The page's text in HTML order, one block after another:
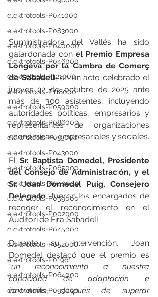
elektrotools-P041000
elektrotools-P083000
elektrotools-P040000
elektrotools-P046000
elektrotools-P121000
elektrotools-P118000
elektrotools-P059000
elektrotools-P086000
elektrotools-P033000
elektrotools-P043000
elektrotools-P065000
elektrotools-P040000
elektrotools-P059000
elektrotools-P002000
elektrotools-P045000
elektrotools-P052000
elektrotools-P01961
elektrotools-P064000
elektrotools-P099000
Suministradora del Vallés ha sido
galardonada con el Premio Empresa
Longeva por la Cambra de Comerç
de Sabadell, en un acto celebrado el
jueves 22 de octubre de 2025 ante
más de 300 asistentes, incluyendo
autoridades políticas, empresarios y
representantes de organizaciones
económicas, empresariales y sociales.
El Sr. Baptista Domedel, Presidente
del Consejo de Administración, y el
Sr. Joan Domedel Puig, Consejero
Delegado, fueron los encargados de
recoger el reconocimiento en el
Auditori de Fira Sabadell.
Durante su intervención, Joan
“un reconocimiento a nuestra
capacidad de adaptación e
innovación, después de superar